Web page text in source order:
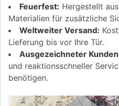
Feuerfest: Hergestellt
Materialien für zusätzliche
Weltweiter Versand:
Lieferung bis vor Ihre Tür.
Ausgezeichneter
und reaktionsschneller
benötigen.